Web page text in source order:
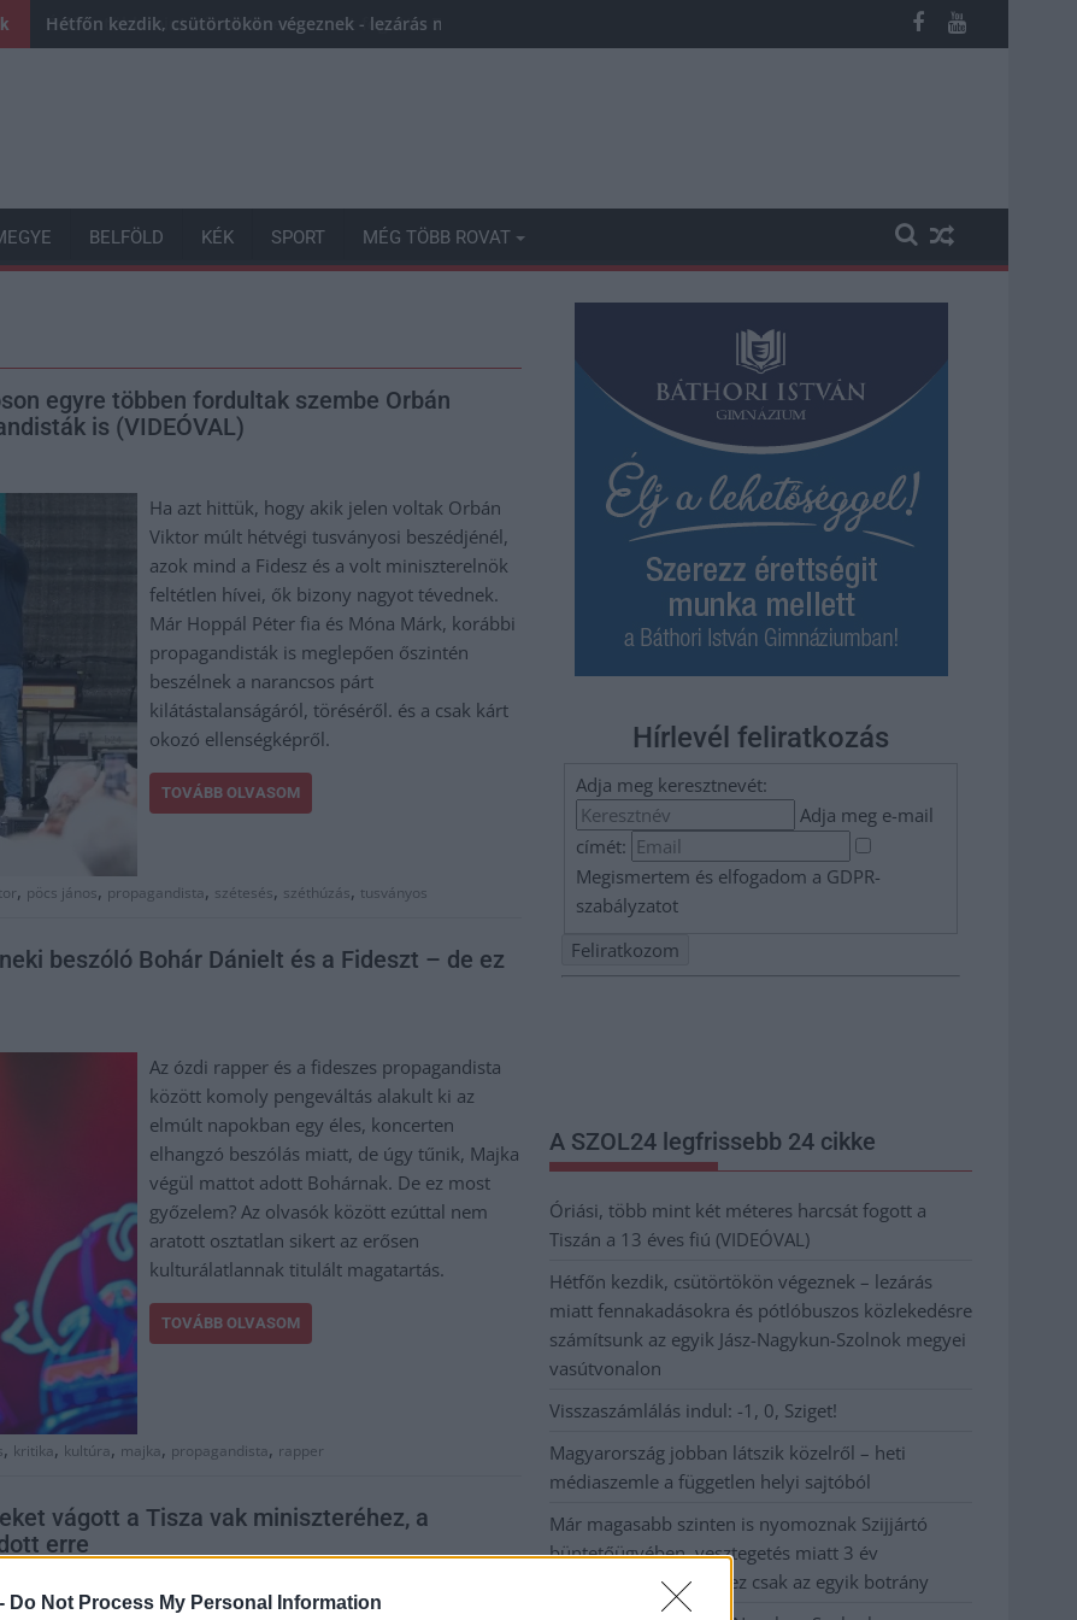
Do Not Process My Personal Information
Hétfőn kezdik, csütörtökön végeznek - lezárás miatt fennakadásokra és pótlóbuszos közlekedésre számítsunk az egyik
BELFÖLD KÉK SPORT MÉG TÖBB ROVAT
egyre többen fordultak szembe Orbán
is (VIDEÓVAL)
Ha azt hittük, hogy akik jelen voltak Orbán
Viktor múlt hétvégi tusványosi beszédjénél,
azok mind a Fidesz és a volt miniszterelnök
feltétlen hívei, ők bizony nagyot tévednek.
Már Hoppál Péter fia és Móna Márk, korábbi
propagandisták is meglepően őszintén
beszélnek a narancsos párt
kilátástalanságáról, töréséről. és a csak kárt
okozó ellenségképről.
TOVÁBB OLVASOM
, pöcs jános, propagandista, szétesés, széthúzás, tusványos
beszóló Bohár Dánielt és a Fideszt – de ez
Az ózdi rapper és a fideszes propagandista
között komoly pengeváltás alakult ki az
elmúlt napokban egy éles, koncerten
elhangzó beszólás miatt, de úgy tűnik, Majka
végül mattot adott Bohárnak. De ez most
győzelem? Az olvasók között ezúttal nem
aratott osztatlan sikert az erősen
kulturálatlannak titulált magatartás.
TOVÁBB OLVASOM
, kritika, kultúra, majka, propagandista, rapper
vágott a Tisza vak miniszteréhez, a
erre
Hírlevél feliratkozás
Adja meg keresztnevét:
Adja meg e-mail
címét:
Megismertem és elfogadom a GDPR-
szabályzatot
A SZOL24 legfrissebb 24 cikke
Óriási, több mint két méteres harcsát fogott a
Tiszán a 13 éves fiú (VIDEÓVAL)
Hétfőn kezdik, csütörtökön végeznek – lezárás
miatt fennakadásokra és pótlóbuszos közlekedésre
számítsunk az egyik Jász-Nagykun-Szolnok megyei
vasútvonalon
Visszaszámlálás indul: -1, 0, Sziget!
Magyarország jobban látszik közelről – heti
médiaszemle a független helyi sajtóból
Már magasabb szinten is nyomoznak Szijjártó
büntetőügyében, vesztegetés miatt 3 év
letöltendőt kaphat és ez csak az egyik botrány